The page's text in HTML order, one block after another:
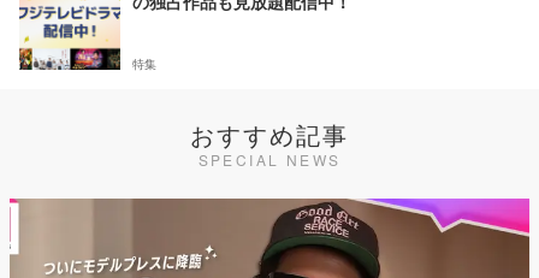
特集
おすすめ記事
SPECIAL NEWS